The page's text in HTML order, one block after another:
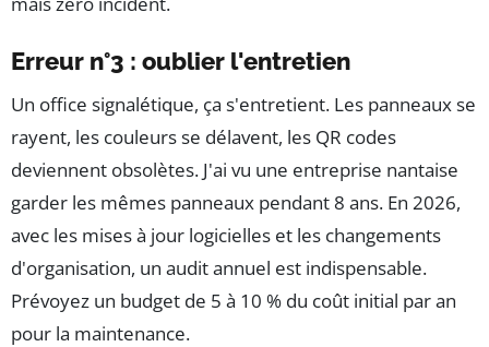
Erreur n°3 : oublier l'entretien
Un office signalétique, ça s'entretient. Les panneaux se
rayent, les couleurs se délavent, les QR codes
deviennent obsolètes. J'ai vu une entreprise nantaise
garder les mêmes panneaux pendant 8 ans. En 2026,
avec les mises à jour logicielles et les changements
d'organisation, un audit annuel est indispensable.
Prévoyez un budget de 5 à 10 % du coût initial par an
pour la maintenance.